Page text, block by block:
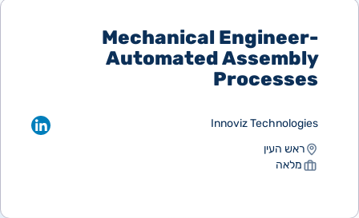
Mechanical Engineer-
Automated Assembly
Processes
Innoviz Technologies
ראש העין
מלאה